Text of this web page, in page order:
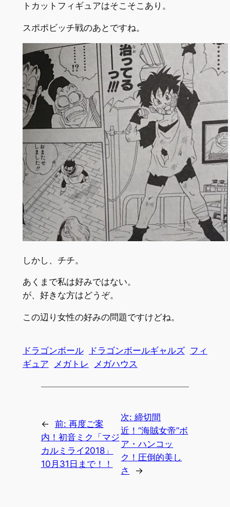
トカットフィギュアはそこそこあり。
スポポビッチ戦のあとですね。
しかし、チチ。
あくまで私は好みではない。
が、好きな方はどうぞ。
この辺り女性の好みの問題ですけどね。
ドラゴンボール ドラゴンボールギャルズ フィ
ギュア
メガトレ メガハウス
← 前: 再度ご案
内！初音ミク「マジ
カルミライ2018」
10月31日まで！！
次:締切間
近！“海賊女帝”ボ
ア・ハンコッ
ク！圧倒的美し
さ
→